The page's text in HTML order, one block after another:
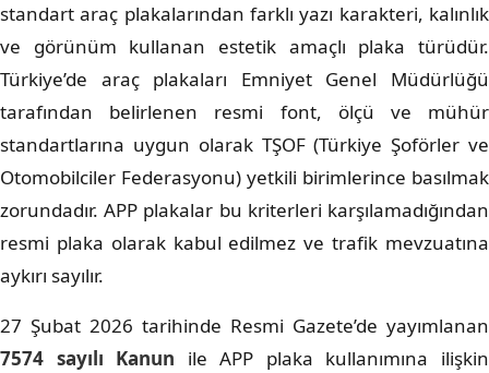
standart araç plakalarından farklı yazı karakteri, kalınlık
ve görünüm kullanan estetik amaçlı plaka türüdür.
Türkiye’de araç plakaları Emniyet Genel Müdürlüğü
tarafından belirlenen resmi font, ölçü ve mühür
standartlarına uygun olarak TŞOF (Türkiye Şoförler ve
Otomobilciler Federasyonu) yetkili birimlerince basılmak
zorundadır. APP plakalar bu kriterleri karşılamadığından
resmi plaka olarak kabul edilmez ve trafik mevzuatına
aykırı sayılır.
27 Şubat 2026 tarihinde Resmi Gazete’de yayımlanan
7574 sayılı Kanun ile APP plaka kullanımına ilişkin